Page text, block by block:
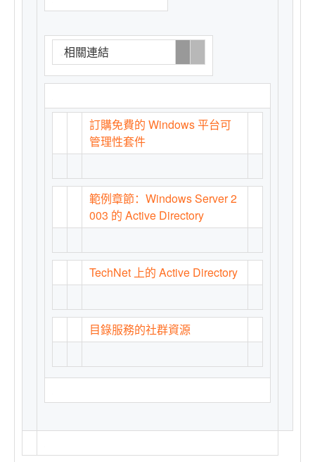
相關連結
訂購免費的 Windows 平台可
管理性套件
範例章節：Windows Server 2
003 的 Active Directory
TechNet 上的 Active Directory
目錄服務的社群資源